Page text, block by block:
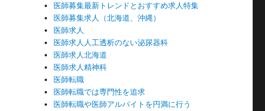
医師募集最新トレンドとおすすめ求人特集
医師募集求人（北海道、沖縄）
医師求人
医師求人人工透析のない泌尿器科
医師求人北海道
医師求人精神科
医師転職
医師転職では専門性を追求
医師転職や医師アルバイトを円満に行う